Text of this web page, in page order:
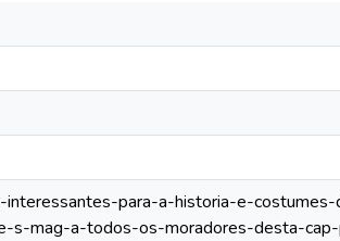
interessantes-para-a-historia-e-
s-mag-a-todos-os-moradores-desta-